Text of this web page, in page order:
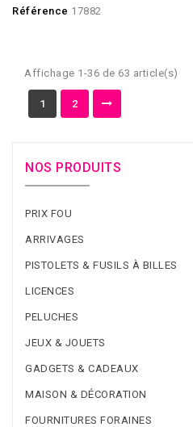
Référence 17882
Affichage 1-36 de 63 article(s)
1 2
NOS PRODUITS
PRIX FOU
ARRIVAGES
PISTOLETS & FUSILS À BILLES
LICENCES
PELUCHES
JEUX & JOUETS
GADGETS & CADEAUX
MAISON & DÉCORATION
FOURNITURES FORAINES